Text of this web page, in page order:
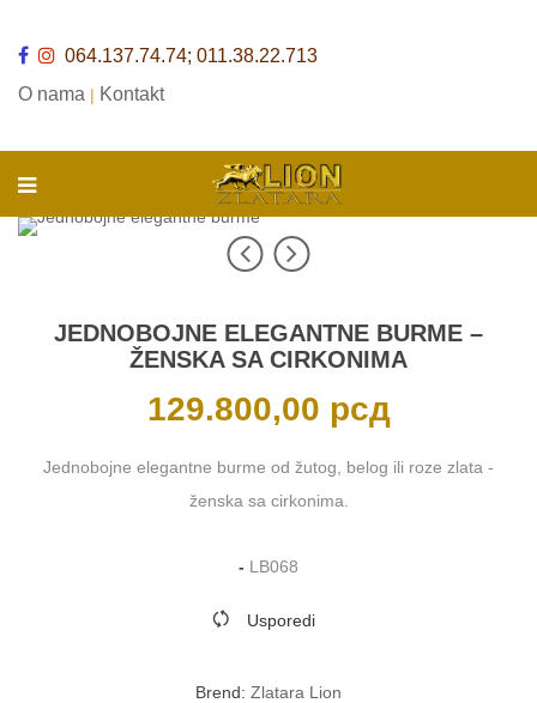
064.137.74.74; 011.38.22.713
O nama | Kontakt
JEDNOBOJNE ELEGANTNE BURME –
ŽENSKA SA CIRKONIMA
129.800,00 рсд
Jednobojne elegantne burme od žutog, belog ili roze zlata -
ženska sa cirkonima.
- LB068
Usporedi
Brend: Zlatara Lion